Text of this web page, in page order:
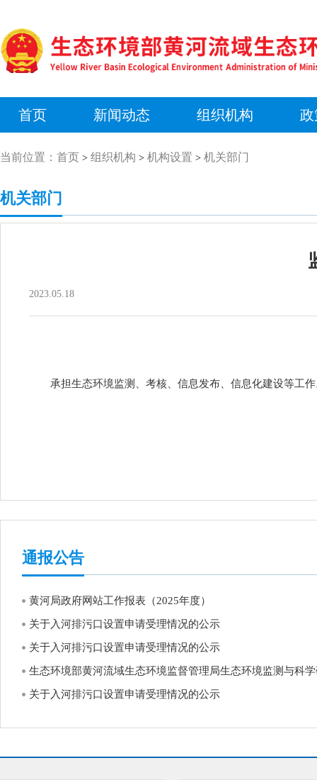
首页 新闻动态 组织机构 政
当前位置： 首页 > 组织机构 > 机构设置 > 机关部门
机关部门
2023.05.18
承担生态环境监测、考核、信息发布、信息化建设等工
通报公告
黄河局政府网站工作报表（2025年度）
关于入河排污口设置申请受理情况的公示
关于入河排污口设置申请受理情况的公示
生态环境部黄河流域生态环境监督管理局生态环境监测与科
关于入河排污口设置申请受理情况的公示